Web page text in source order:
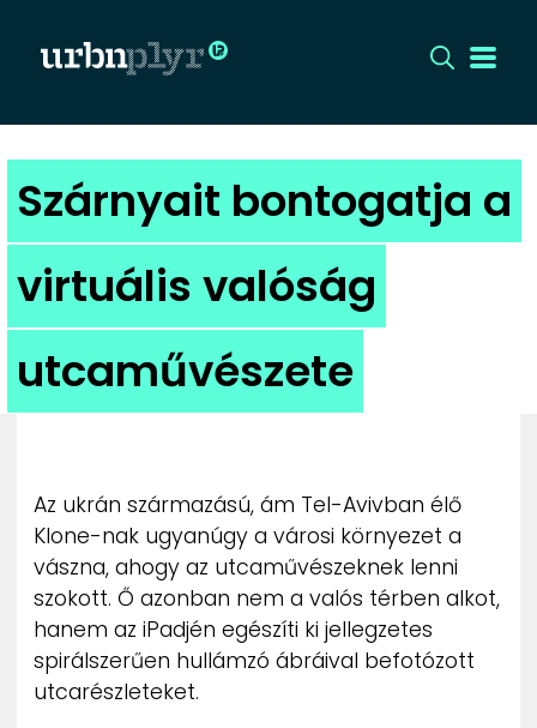
CÍMLAP
DIZÁJN
DIVAT
HIP
UTCA
ZENE
MÉDIAAJÁNLAT
IMPRESSZUM
PR-ARCHÍVUM
Szárnyait bontogatja a
virtuális valóság
utcaművészete
Az ukrán származású, ám Tel-Avivban élő
Klone-nak ugyanúgy a városi környezet a
vászna, ahogy az utcaművészeknek lenni
szokott. Ő azonban nem a valós térben alkot,
hanem az iPadjén egészíti ki jellegzetes
spirálszerűen hullámzó ábráival befotózott
utcarészleteket.